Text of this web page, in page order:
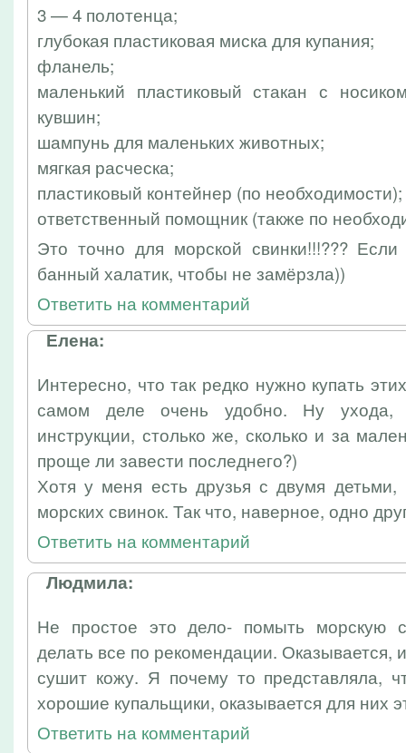
3 — 4 полотенца;
глубокая пластиковая миска для купания;
фланель;
маленький пластиковый стакан с
кувшин;
шампунь для маленьких животных;
мягкая расческа;
пластиковый контейнер (по необходимости);
ответственный помощник (также по
Это точно для морской свинки!!!???
банный халатик, чтобы не замёрзла))
Ответить на комментарий
Елена:
Интересно, что так редко нужно купать
самом деле очень удобно. Ну ухода,
инструкции, столько же, сколько и за
проще ли завести последнего?)
Хотя у меня есть друзья с двумя
морских свинок. Так что, наверное, одно
Ответить на комментарий
Людмила:
Не простое это дело- помыть морскую
делать все по рекомендации. Оказывается,
сушит кожу. Я почему то представляла,
хорошие купальщики, оказывается для них
Ответить на комментарий